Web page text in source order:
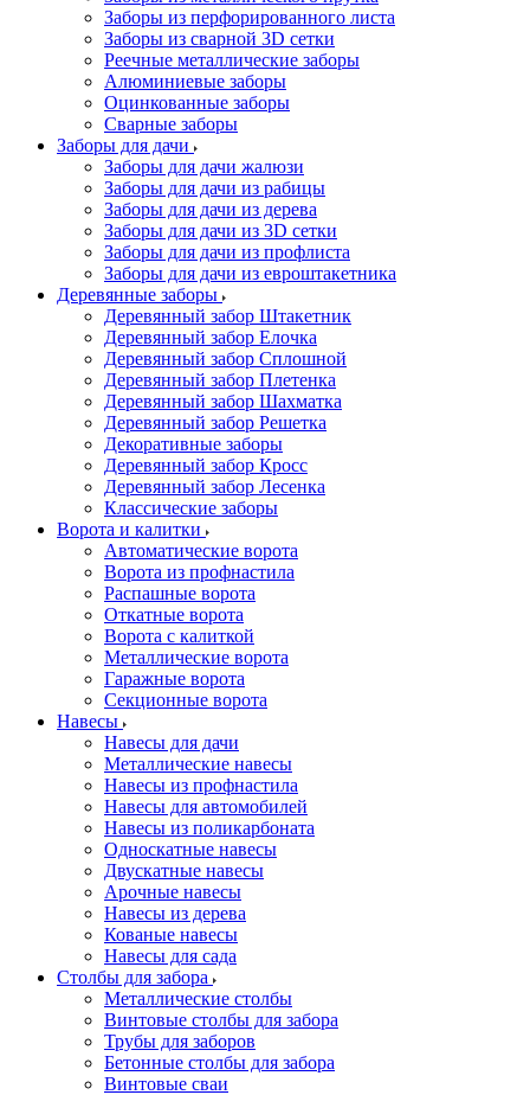
Заборы из перфорированного листа
Заборы из сварной 3D сетки
Реечные металлические заборы
Алюминиевые заборы
Оцинкованные заборы
Сварные заборы
Заборы для дачи
Заборы для дачи жалюзи
Заборы для дачи из рабицы
Заборы для дачи из дерева
Заборы для дачи из 3D сетки
Заборы для дачи из профлиста
Заборы для дачи из евроштакетника
Деревянные заборы
Деревянный забор Штакетник
Деревянный забор Елочка
Деревянный забор Сплошной
Деревянный забор Плетенка
Деревянный забор Шахматка
Деревянный забор Решетка
Декоративные заборы
Деревянный забор Кросс
Деревянный забор Лесенка
Классические заборы
Ворота и калитки
Автоматические ворота
Ворота из профнастила
Распашные ворота
Откатные ворота
Ворота с калиткой
Металлические ворота
Гаражные ворота
Секционные ворота
Навесы
Навесы для дачи
Металлические навесы
Навесы из профнастила
Навесы для автомобилей
Навесы из поликарбоната
Односкатные навесы
Двускатные навесы
Арочные навесы
Навесы из дерева
Кованые навесы
Навесы для сада
Столбы для забора
Металлические столбы
Винтовые столбы для забора
Трубы для заборов
Бетонные столбы для забора
Винтовые сваи